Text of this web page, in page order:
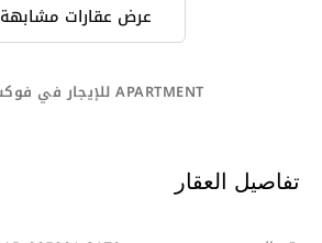
عرض عقارات مشابهة
APARTMENT للإيجار في فوكس هيلز
تفاصيل العقار